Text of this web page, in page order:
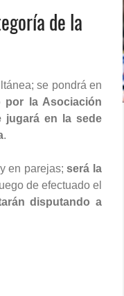
de la
se pondrá en
por la Asociación
jugará en la sede
.
en parejas;será la
de efectuado el
disputando a